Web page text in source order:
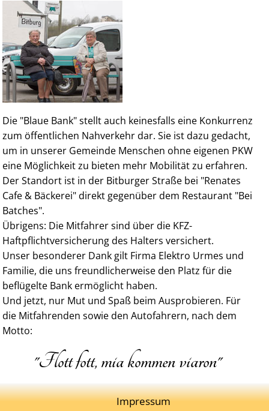
Die "Blaue Bank" stellt auch keinesfalls eine Konkurrenz
zum öffentlichen Nahverkehr dar. Sie ist dazu gedacht,
um in unserer Gemeinde Menschen ohne eigenen PKW
eine Möglichkeit zu bieten mehr Mobilität zu erfahren.
Der Standort ist in der Bitburger Straße bei "Renates
Cafe & Bäckerei" direkt gegenüber dem Restaurant "Bei
Batches".
Übrigens: Die Mitfahrer sind über die KFZ-
Haftpflichtversicherung des Halters versichert.
Unser besonderer Dank gilt Firma Elektro Urmes und
Familie, die uns freundlicherweise den Platz für die
beflügelte Bank ermöglicht haben.
Und jetzt, nur Mut und Spaß beim Ausprobieren. Für
die Mitfahrenden sowie den Autofahrern, nach dem
Motto:
"Flott fott, mia kommen viaron"
Impressum